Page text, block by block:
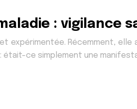
: vigilance
expérimentée. Récemment,
était-ce simplement une